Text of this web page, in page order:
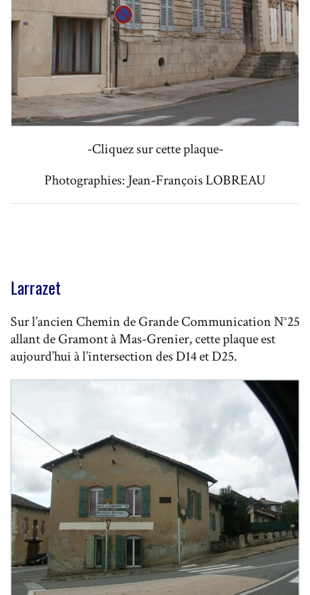
-Cliquez sur cette plaque-
Photographies: Jean-François LOBREAU
Larrazet
Sur l’ancien Chemin de Grande Communication N°25
allant de Gramont à Mas-Grenier, cette plaque est
aujourd’hui à l’intersection des D14 et D25.